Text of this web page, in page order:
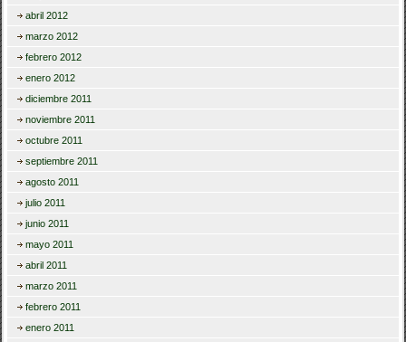
abril 2012
marzo 2012
febrero 2012
enero 2012
diciembre 2011
noviembre 2011
octubre 2011
septiembre 2011
agosto 2011
julio 2011
junio 2011
mayo 2011
abril 2011
marzo 2011
febrero 2011
enero 2011